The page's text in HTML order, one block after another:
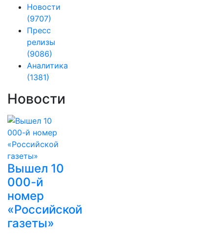
Новости
(9707)
Пресс
релизы
(9086)
Аналитика
(1381)
Новости
Вышел 10
000-й
номер
«Российской
газеты»